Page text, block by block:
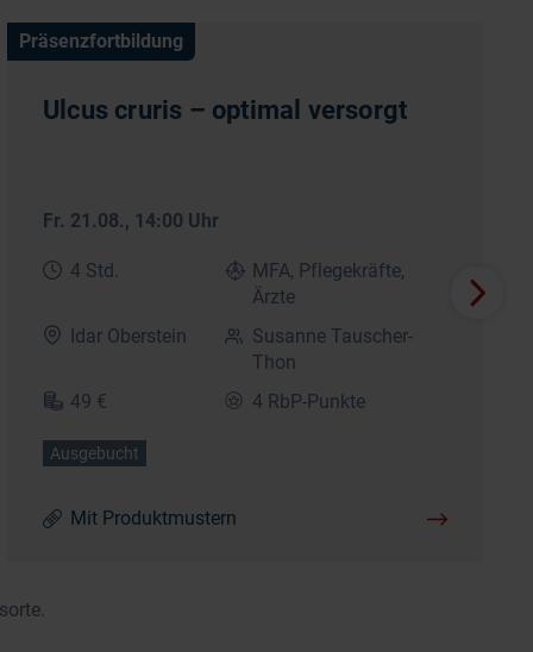
Präsenzfortbildung
Ulcus cruris – optimal versorgt
Fr. 21.08., 14:00 Uhr
4 Std.
MFA, Pflegekräfte,
Ärzte
Idar Oberstein
Susanne Tauscher-
Thon
49 €
4 RbP-Punkte
Ausgebucht
Mit Produktmustern